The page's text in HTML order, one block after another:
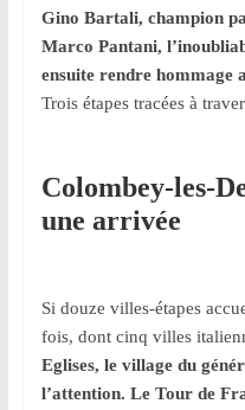
Gino Bartali, champion
Marco Pantani,
ensuite rendre hommage
Trois étapes tracées à
Colombey-les-
une arrivée
Si douze villes-étapes
fois, dont cinq villes
Eglises, le village du
l’attention. Le Tour de